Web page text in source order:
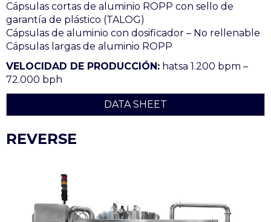
Cápsulas cortas de aluminio ROPP con sello de
garantía de plástico (TALOG)
Cápsulas de aluminio con dosificador – No rellenable
Cápsulas largas de aluminio ROPP
VELOCIDAD DE PRODUCCIÓN: hatsa 1.200 bpm –
72.000 bph
DATA SHEET
REVERSE